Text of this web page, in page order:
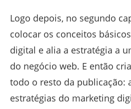
Logo depois, no segundo
colocar os conceitos
digital e alia a estratégia a
do negócio web. E então
todo o resto da publicação:
estratégias do marketing